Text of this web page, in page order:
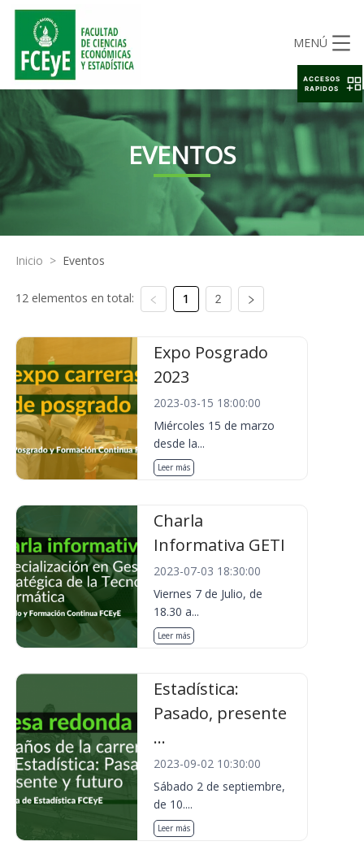
MENÚ
EVENTOS
Inicio > Eventos
12 elementos en total: 1 2
Expo Posgrado
2023
2023-03-15 18:00:00
Miércoles 15 de marzo
desde la...
Leer más
Charla
Informativa GETI
2023-07-03 18:30:00
Viernes 7 de Julio, de
18.30 a...
Leer más
Estadística:
Pasado, presente
...
2023-09-02 10:30:00
Sábado 2 de septiembre,
de 10....
Leer más
ACCESOS
RAPIDOS